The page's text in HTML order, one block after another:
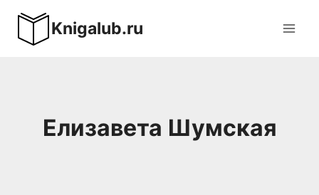
содержимому
Knigalub.ru
Елизавета Шумская